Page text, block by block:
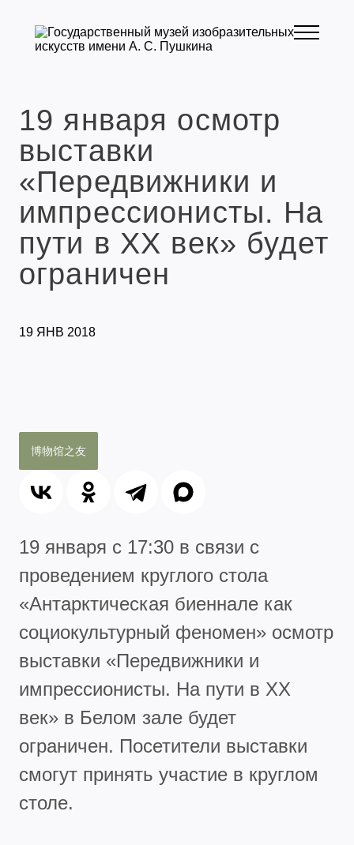
19 января осмотр
выставки
«Передвижники и
импрессионисты. На
пути в XX век» будет
ограничен
19 ЯНВ 2018
博物馆之友
19 января с 17:30 в связи с
проведением круглого стола
«Антарктическая биеннале как
социокультурный феномен» осмотр
выставки «Передвижники и
импрессионисты. На пути в XX
век» в Белом зале будет
ограничен. Посетители выставки
смогут принять участие в круглом
столе.